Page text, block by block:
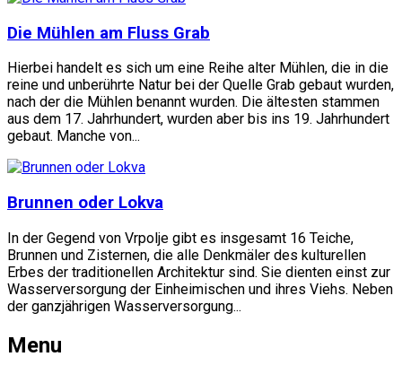
Die Mühlen am Fluss Grab
Hierbei handelt es sich um eine Reihe alter Mühlen, die in die
reine und unberührte Natur bei der Quelle Grab gebaut wurden,
nach der die Mühlen benannt wurden. Die ältesten stammen
aus dem 17. Jahrhundert, wurden aber bis ins 19. Jahrhundert
gebaut. Manche von...
Brunnen oder Lokva
In der Gegend von Vrpolje gibt es insgesamt 16 Teiche,
Brunnen und Zisternen, die alle Denkmäler des kulturellen
Erbes der traditionellen Architektur sind. Sie dienten einst zur
Wasserversorgung der Einheimischen und ihres Viehs. Neben
der ganzjährigen Wasserversorgung...
Menu